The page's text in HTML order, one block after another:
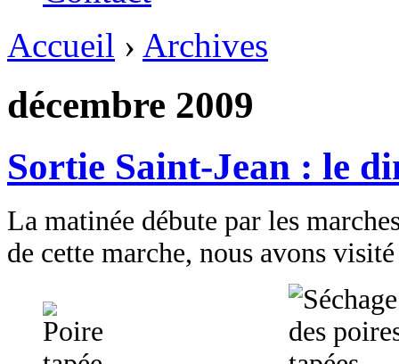
Accueil › Archives
décembre 2009
Sortie Saint-Jean : le
La matinée débute par les
de cette marche, nous avons